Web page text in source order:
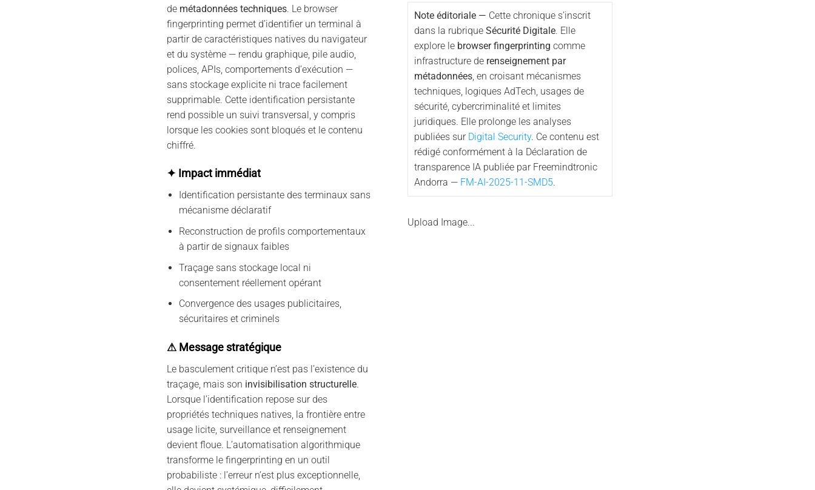
de métadonnées techniques. Le browser
fingerprinting permet d’identifier un terminal à
partir de caractéristiques natives du navigateur
et du système — rendu graphique, pile audio,
polices, APIs, comportements d’exécution —
sans stockage explicite ni trace facilement
supprimable. Cette identification persistante
rend possible un suivi transversal, y compris
lorsque les cookies sont bloqués et le contenu
chiffré.
✦ Impact immédiat
Identification persistante des terminaux sans
mécanisme déclaratif
Reconstruction de profils comportementaux
à partir de signaux faibles
Traçage sans stockage local ni
consentement réellement opérant
Convergence des usages publicitaires,
sécuritaires et criminels
⚠ Message stratégique
Le basculement critique n’est pas l’existence du
traçage, mais son invisibilisation structurelle.
Lorsque l’identification repose sur des
propriétés techniques natives, la frontière entre
usage licite, surveillance et renseignement
devient floue. L’automatisation algorithmique
transforme le fingerprinting en un outil
probabiliste : l’erreur n’est plus exceptionnelle,
Note éditoriale — Cette chronique s’inscrit
dans la rubrique Sécurité Digitale. Elle
explore le browser fingerprinting comme
infrastructure de renseignement par
métadonnées, en croisant mécanismes
techniques, logiques AdTech, usages de
sécurité, cybercriminalité et limites
juridiques. Elle prolonge les analyses
publiées sur Digital Security. Ce contenu est
rédigé conformément à la Déclaration de
transparence IA publiée par Freemindtronic
Andorra — FM-AI-2025-11-SMD5.
Upload Image...